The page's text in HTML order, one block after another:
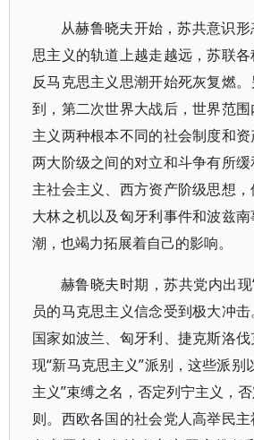
从赫鲁晓夫开始，苏共意识
思主义的轨道上越走越远，苏联各
反马克思主义思潮开始死灰复燃
到，第二次世界大战后，世界范
主义两种根本不同的社会制度和
两大阶级之间的对立和斗争有所
主社会主义、西方资产阶级思想
大林之机以及匈牙利事件和波兹
潮，也竭力拓展着自己的影响。
赫鲁晓夫时期，苏共党内出
员的马克思主义信念受到极大冲
国家如波兰、匈牙利、捷克斯洛
现“新马克思主义”派别，这些派别
主义”束缚之名，否定列宁主义，
则。西欧各国的社会党人高举民